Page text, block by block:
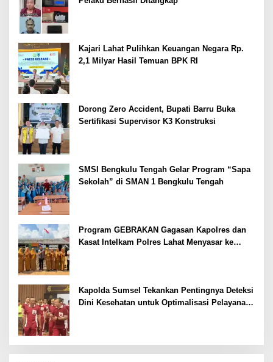
Kajari Lahat Pulihkan Keuangan Negara Rp.
2,1 Milyar Hasil Temuan BPK RI
Dorong Zero Accident, Bupati Barru Buka
Sertifikasi Supervisor K3 Konstruksi
SMSI Bengkulu Tengah Gelar Program “Sapa
Sekolah” di SMAN 1 Bengkulu Tengah
Program GEBRAKAN Gagasan Kapolres dan
Kasat Intelkam Polres Lahat Menyasar ke
Kapolda Sumsel Tekankan Pentingnya Deteksi
Dini Kesehatan untuk Optimalisasi Pelayanan